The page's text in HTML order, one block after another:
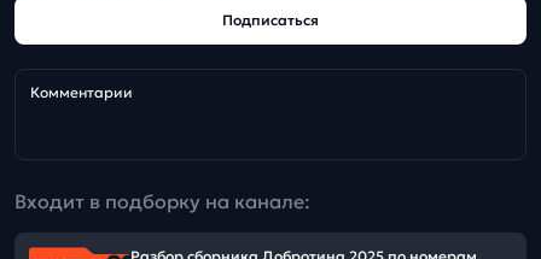
Подписаться
Комментарии
Входит в подборку на канале: